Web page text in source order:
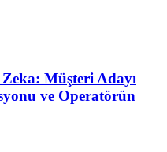
Müşteri Adayı
ve Operatörün